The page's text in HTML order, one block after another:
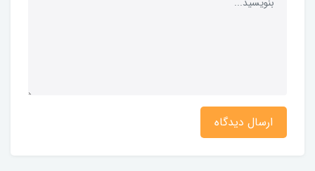
ارسال دیدگاه